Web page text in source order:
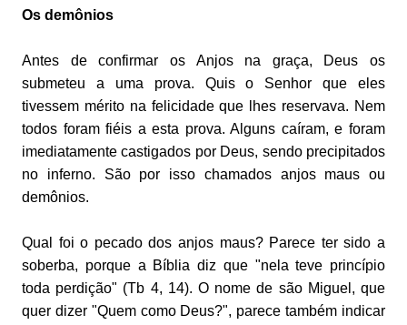
Os demônios
Antes de confirmar os Anjos na graça, Deus os
submeteu a uma prova. Quis o Senhor que eles
tivessem mérito na felicidade que lhes reservava. Nem
todos foram fiéis a esta prova. Alguns caíram, e foram
imediatamente castigados por Deus, sendo precipitados
no inferno. São por isso chamados anjos maus ou
demônios.
Qual foi o pecado dos anjos maus? Parece ter sido a
soberba, porque a Bíblia diz que "nela teve princípio
toda perdição" (Tb 4, 14). O nome de são Miguel, que
quer dizer "Quem como Deus?", parece também indicar